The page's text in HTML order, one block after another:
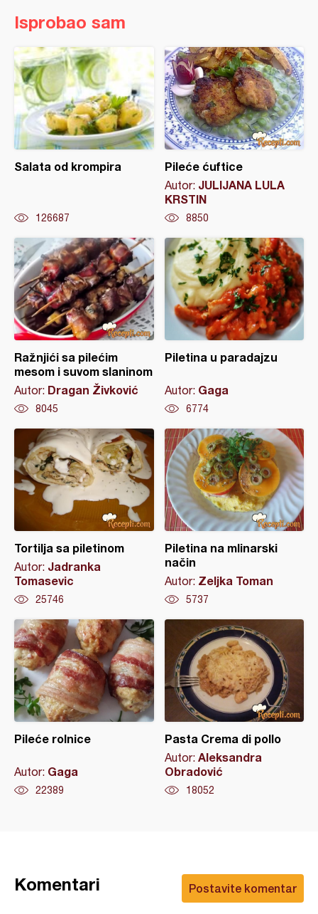
Isprobao sam
Salata od krompira
126687
Pileće ćuftice
Autor: JULIJANA LULA
KRSTIN
8850
Ražnjići sa pilećim
mesom i suvom slaninom
Autor: Dragan Živković
8045
Piletina u paradajzu
Autor: Gaga
6774
Tortilja sa piletinom
Autor: Jadranka
Tomasevic
25746
Piletina na mlinarski
način
Autor: Zeljka Toman
5737
Pileće rolnice
Autor: Gaga
22389
Pasta Crema di pollo
Autor: Aleksandra
Obradović
18052
Postavite komentar
Komentari